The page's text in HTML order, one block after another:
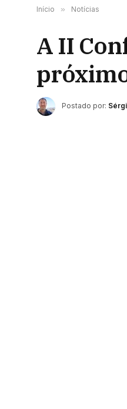
Início » Notícias
A II
Postado por: